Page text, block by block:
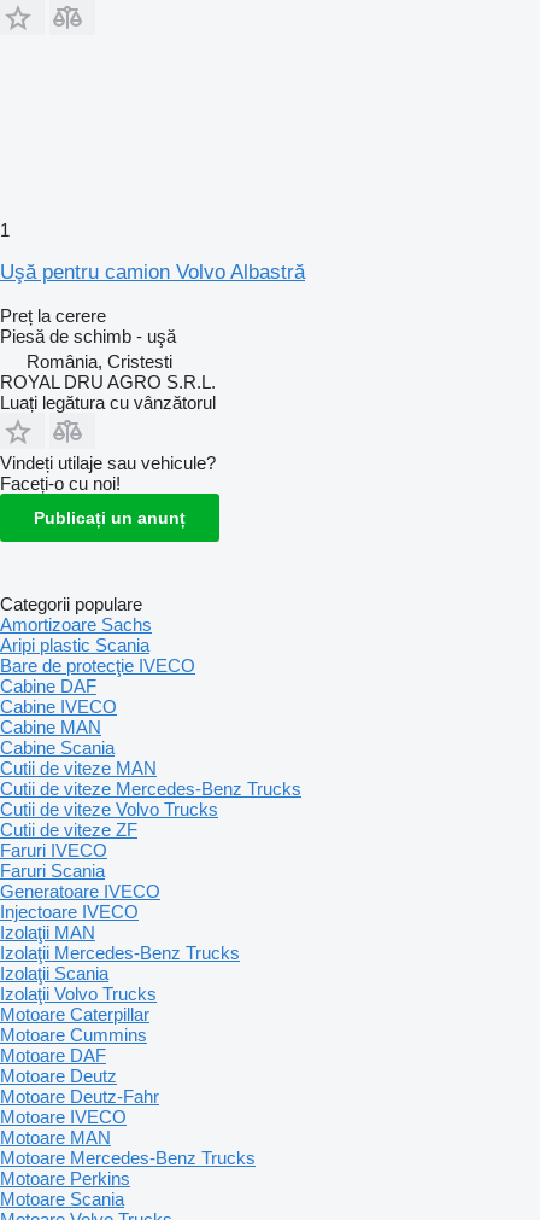
1
Uşă pentru camion Volvo Albastră
Preț la cerere
Piesă de schimb - uşă
România, Cristesti
ROYAL DRU AGRO S.R.L.
Luați legătura cu vânzătorul
Vindeți utilaje sau vehicule?
Faceți-o cu noi!
Publicați un anunț
Categorii populare
Amortizoare Sachs
Aripi plastic Scania
Bare de protecţie IVECO
Cabine DAF
Cabine IVECO
Cabine MAN
Cabine Scania
Cutii de viteze MAN
Cutii de viteze Mercedes-Benz Trucks
Cutii de viteze Volvo Trucks
Cutii de viteze ZF
Faruri IVECO
Faruri Scania
Generatoare IVECO
Injectoare IVECO
Izolaţii MAN
Izolaţii Mercedes-Benz Trucks
Izolaţii Scania
Izolaţii Volvo Trucks
Motoare Caterpillar
Motoare Cummins
Motoare DAF
Motoare Deutz
Motoare Deutz-Fahr
Motoare IVECO
Motoare MAN
Motoare Mercedes-Benz Trucks
Motoare Perkins
Motoare Scania